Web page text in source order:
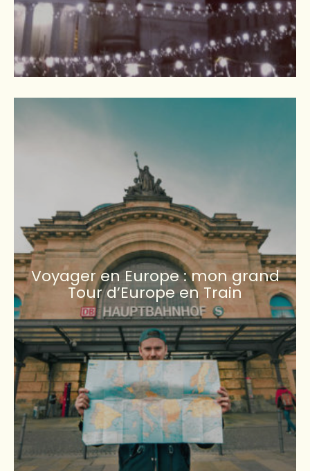
Voyager en Europe : mon grand
Tour d’Europe en Train